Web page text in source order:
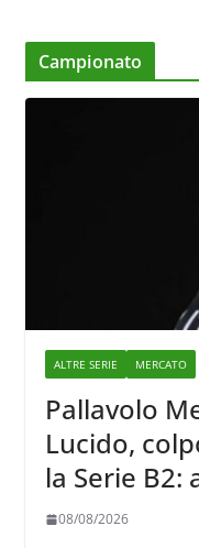
Campionato
ALTRE SERIE MERCATO
Pallavolo
Lucido,
la Serie B2:
08/08/2026